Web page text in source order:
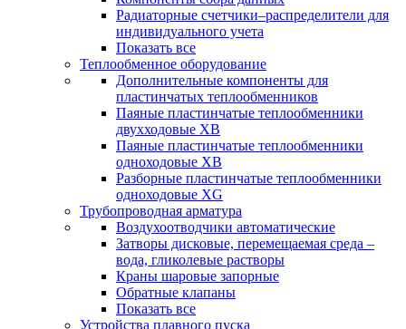
Радиаторные счетчики–распределители для
индивидуального учета
Показать все
Теплообменное оборудование
Дополнительные компоненты для
пластинчатых теплообменников
Паяные пластинчатые теплообменники
двухходовые XB
Паяные пластинчатые теплообменники
одноходовые ХВ
Разборные пластинчатые теплообменники
одноходовые ХG
Трубопроводная арматура
Воздухоотводчики автоматические
Затворы дисковые, перемещаемая среда –
вода, гликолевые растворы
Краны шаровые запорные
Обратные клапаны
Показать все
Устройства плавного пуска